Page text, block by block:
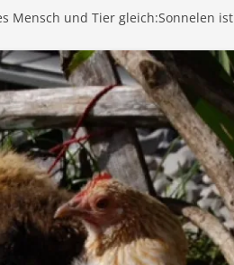
Mensch und Tier gleich:Sonnelen ist